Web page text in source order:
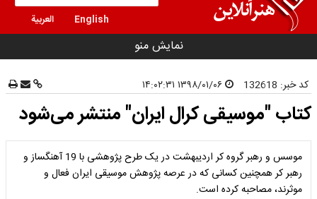
English العربية
نمایش منو
کد خبر: 132618
کتاب "موسیقی کرال ایران" منتشر می‌شود
موسس و رهبر گروه کر اردیبهشت در یک طرح پژوهشی با 19 آهنگساز و
رهبر کر همچنین کسانی که در عرصه پژوهش موسیقی ایران فعال و
موثرند، مصاحبه‌ کرده‌ است.